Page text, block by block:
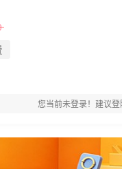
您当前未登录！建议